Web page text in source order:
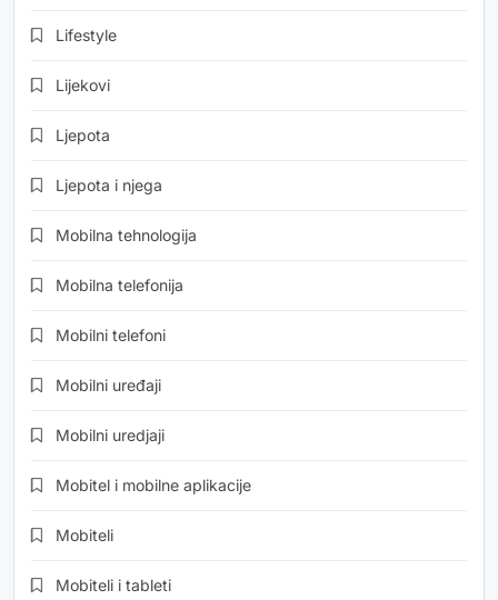
Lifestyle
Lijekovi
Ljepota
Ljepota i njega
Mobilna tehnologija
Mobilna telefonija
Mobilni telefoni
Mobilni uređaji
Mobilni uredjaji
Mobitel i mobilne aplikacije
Mobiteli
Mobiteli i tableti